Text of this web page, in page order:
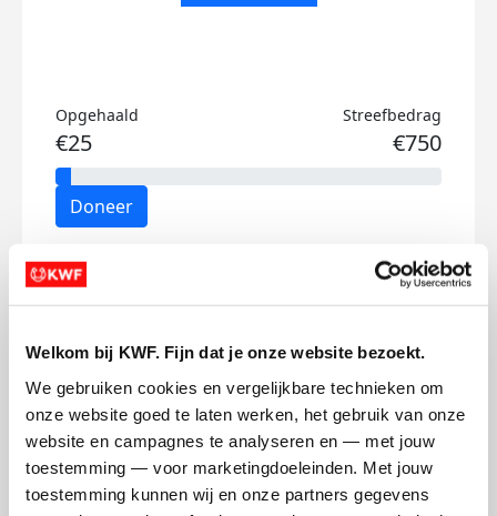
Welkom bij KWF. Fijn dat je onze website bezoekt.
We gebruiken cookies en vergelijkbare technieken om
onze website goed te laten werken, het gebruik van onze
website en campagnes te analyseren en — met jouw
toestemming — voor marketingdoeleinden. Met jouw
toestemming kunnen wij en onze partners gegevens
Opgehaald
€25
Streefbedrag
€750
Doneer